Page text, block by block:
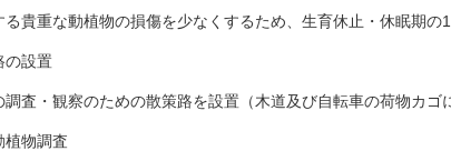
重な動植物の損傷を少なくするため、生育休止・休眠期の
設置
・観察のための散策路を設置（木道及び自転車の荷物カゴ
物調査